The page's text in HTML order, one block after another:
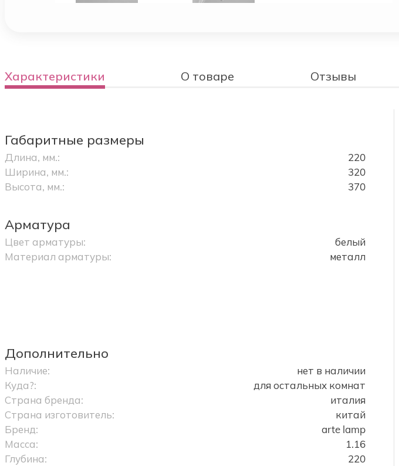
Характеристики О товаре Отзывы
Габаритные размеры
Длина, мм.:
220
Ширина, мм.:
320
Высота, мм.:
370
Арматура
Цвет арматуры:
белый
Материал арматуры:
металл
Дополнительно
Наличие:
нет в наличии
Куда?:
для остальных комнат
Страна бренда:
италия
Страна изготовитель:
китай
Бренд:
arte lamp
Масса:
1.16
Глубина:
220